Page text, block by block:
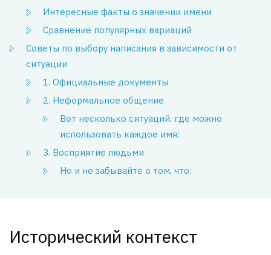
Интересные факты о значении имени
Сравнение популярных вариаций
Советы по выбору написания в зависимости от
ситуации
1. Официальные документы
2. Неформальное общение
Вот несколько ситуаций, где можно
использовать каждое имя:
3. Восприятие людьми
Но и не забывайте о том, что:
Исторический контекст